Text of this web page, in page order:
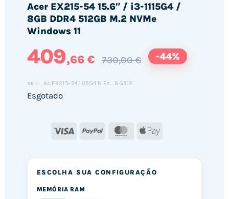
Acer EX215-54 15.6″ / i3-1115G4 /
8GB DDR4 512GB M.2 NVMe
Windows 11
409,66 € 730,00 € -44%
SKU: Ac.EX215-54.1115G4.N.Es_8G512
Esgotado
Visa PayPal MasterCard
Apple
ESCOLHA SUA CONFIGURAÇÃO
MEMÓRIA RAM